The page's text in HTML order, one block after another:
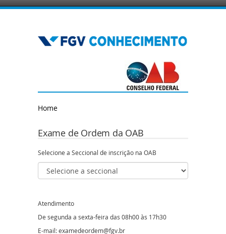
Home
Exame de Ordem da OAB
Selecione a Seccional de inscrição na OAB
Atendimento
De segunda a sexta-feira das 08h00 às 17h30
E-mail: examedeordem@fgv.br